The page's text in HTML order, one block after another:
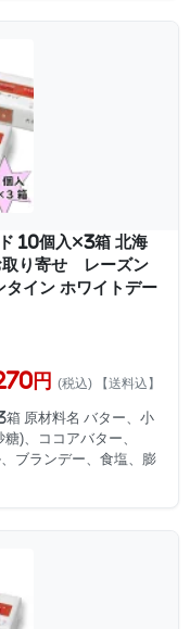
10個入×3箱 北海
り寄せ レーズン
タイン ホワイトデー
円 (税込) 【送料込】
箱 原材料名 バター、小
)、ココアバター、
ブランデー、食塩、膨